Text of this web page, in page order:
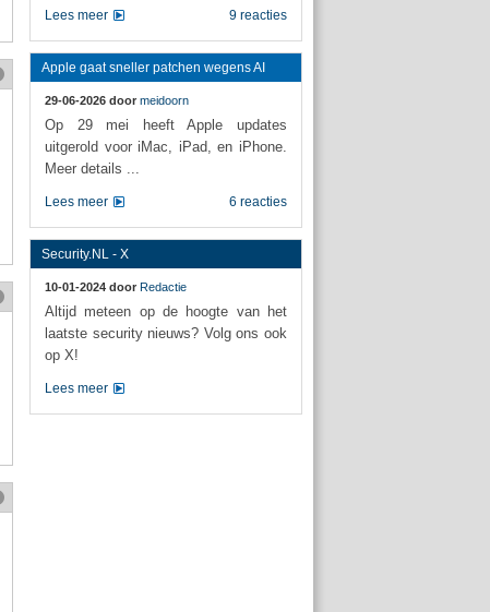
9 reacties
Lees meer
Apple gaat sneller patchen wegens AI
29-06-2026 door meidoorn
Op 29 mei heeft Apple updates
uitgerold voor iMac, iPad, en iPhone.
Meer details ...
6 reacties
Lees meer
Security.NL - X
10-01-2024 door Redactie
Altijd meteen op de hoogte van het
laatste security nieuws? Volg ons ook
op X!
Lees meer